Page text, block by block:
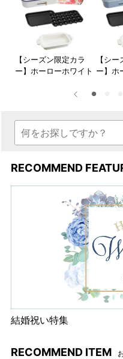
【シーズン限定カラ
ー】ホーローホワイト
【シ
ー】ホ
RECOMMEND
結婚祝い特集
RECOMMEND ITEM